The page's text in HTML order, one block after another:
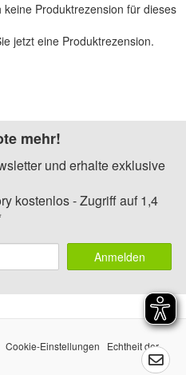
keine Produktrezension für dieses
jetzt eine Produktrezension.
mehr!
und erhalte exklusive
kostenlos - Zugriff auf 1,4
Anmelden
Cookie-Einstellungen
Echtheit der